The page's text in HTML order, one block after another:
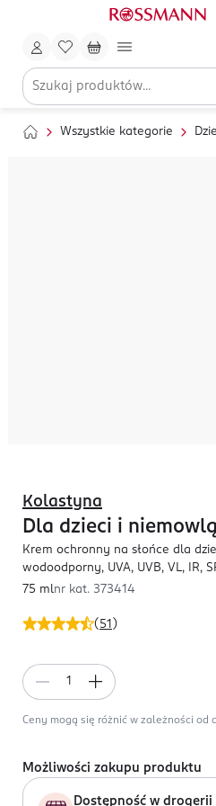
Wszystkie kategorie
( 51 )
Kolastyna
Dla dzieci i
Krem ochronny na słońce dla
wodoodporny, UVA, UVB, VL, IR,
75 mlnr kat. 373414
Ceny mogą się różnić w zależności od
Możliwości zakupu produktu
Dostępność w drogerii